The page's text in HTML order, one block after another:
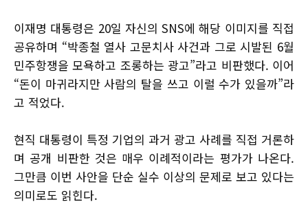
이재명 대통령은 20일 자신의 SNS에 해당 이미지를 직접
공유하며 “박종철 열사 고문치사 사건과 그로 시발된 6월
민주항쟁을 모욕하고 조롱하는 광고”라고 비판했다. 이어
“돈이 마귀라지만 사람의 탈을 쓰고 이럴 수가 있을까”라
고 적었다.
현직 대통령이 특정 기업의 과거 광고 사례를 직접 거론하
며 공개 비판한 것은 매우 이례적이라는 평가가 나온다.
그만큼 이번 사안을 단순 실수 이상의 문제로 보고 있다는
의미로도 읽힌다.